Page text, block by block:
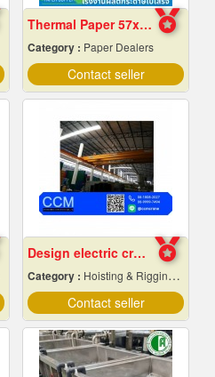
Thermal Paper 57x80 Wholesale Price
Category : Paper Dealers
Contact seller
Design electric crane
Category : Hoisting & Rigging Equipment
Contact seller